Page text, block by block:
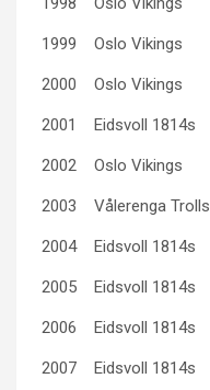
1999 Oslo Vikings
2000 Oslo Vikings
2001 Eidsvoll 1814s
2002 Oslo Vikings
2003 Vålerenga Trolls
2004 Eidsvoll 1814s
2005 Eidsvoll 1814s
2006 Eidsvoll 1814s
2007 Eidsvoll 1814s